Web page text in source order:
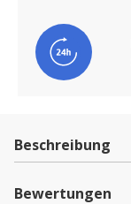
Beschreibung
Bewertungen